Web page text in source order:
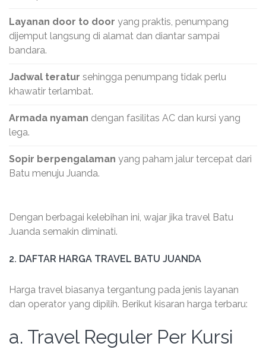
Layanan door to door yang praktis, penumpang
dijemput langsung di alamat dan diantar sampai
bandara.
Jadwal teratur sehingga penumpang tidak perlu
khawatir terlambat.
Armada nyaman dengan fasilitas AC dan kursi yang
lega.
Sopir berpengalaman yang paham jalur tercepat dari
Batu menuju Juanda.
Dengan berbagai kelebihan ini, wajar jika travel Batu
Juanda semakin diminati.
2. DAFTAR HARGA TRAVEL BATU JUANDA
Harga travel biasanya tergantung pada jenis layanan
dan operator yang dipilih. Berikut kisaran harga terbaru:
a. Travel Reguler Per Kursi